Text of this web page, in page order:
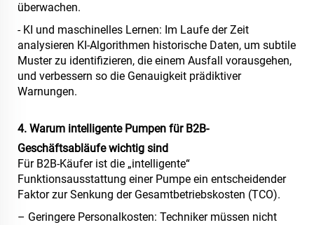
überwachen.
- KI und maschinelles Lernen: Im Laufe der Zeit
analysieren KI-Algorithmen historische Daten, um subtile
Muster zu identifizieren, die einem Ausfall vorausgehen,
und verbessern so die Genauigkeit prädiktiver
Warnungen.
4. Warum intelligente Pumpen für B2B-
Geschäftsabläufe wichtig sind
Für B2B-Käufer ist die „intelligente“
Funktionsausstattung einer Pumpe ein entscheidender
Faktor zur Senkung der Gesamtbetriebskosten (TCO).
– Geringere Personalkosten: Techniker müssen nicht